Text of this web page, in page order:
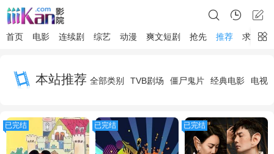
首页 电影 连续剧 综艺 动漫 爽文短剧 抢先 推荐 求片
本站推荐 全部类别 TVB剧场 僵尸鬼片 经典电影 电视
已完结 已完结 已完结